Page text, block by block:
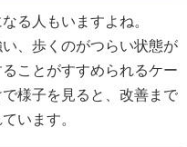
る人もいますよね。
、歩くのがつらい状態が
ことがすすめられるケー
様子を見ると、改善まで
います。